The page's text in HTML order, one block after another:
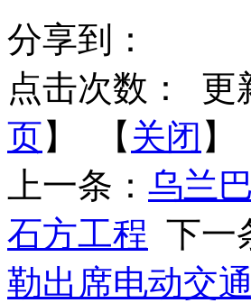
分享到：
点击次数：
更
页】 【 关闭 】
上一条： 乌兰
石方工程 下一
勒出席电动交